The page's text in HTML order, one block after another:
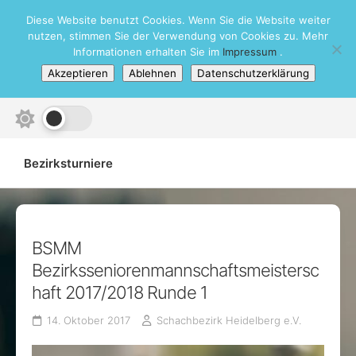
content
Schachbezirk Heidelberg e.V.
Bezirksturniere
BSMM
Bezirksseniorenmannschaftsmeistersc
haft 2017/2018 Runde 1
14. Oktober 2017 Schachbezirk Heidelberg e.V.
Diese Website benutzt Cookies. Wenn Sie die Website weiter
nutzen, stimmen Sie der Verwendung von Cookies zu. Mehr
Informationen erhalten Sie im Impressum .
Akzeptieren
Ablehnen Datenschutzerklärung